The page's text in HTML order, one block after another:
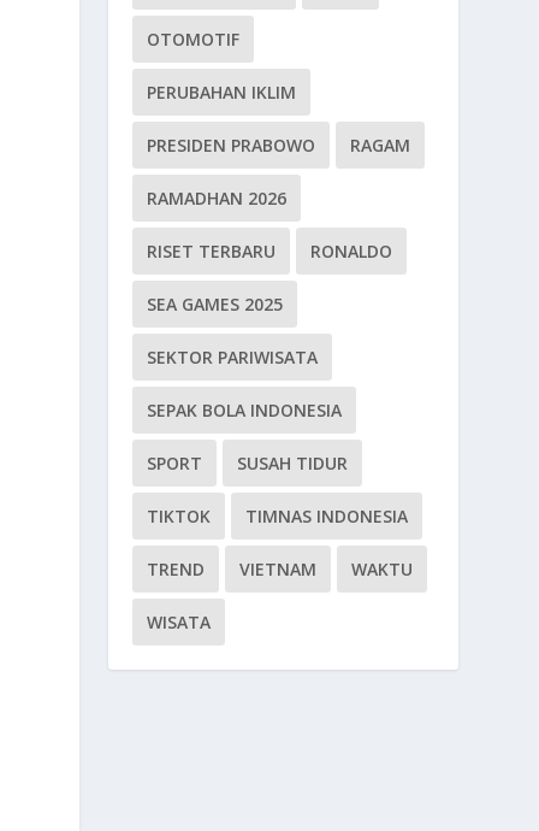
OTOMOTIF
PERUBAHAN IKLIM
PRESIDEN PRABOWO RAGAM
RAMADHAN 2026
RISET TERBARU RONALDO
SEA GAMES 2025
SEKTOR PARIWISATA
SEPAK BOLA INDONESIA
SPORT SUSAH TIDUR
TIKTOK TIMNAS INDONESIA
TREND VIETNAM WAKTU
WISATA